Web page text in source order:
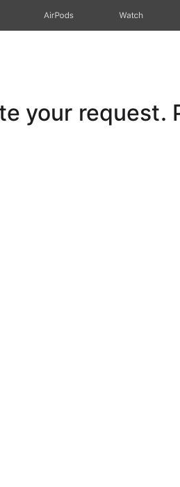
Watch
AirPods
your request.